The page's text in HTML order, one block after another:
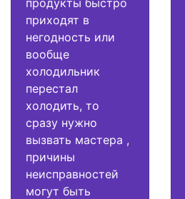
приходят в
негодность или
вообще
холодильник
перестал
холодить, то
сразу нужно
вызвать мастера ,
причины
неисправностей
могут быть